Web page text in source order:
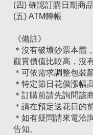
(四) 確認訂購日期商
(五) ATM轉帳
《備註》
＊沒有破壞鈔票本體
觀賞價值比較高，沒
＊可依需求調整包裝
＊特定節日花價漲幅
＊訂購前請先詢問該
＊請在預定送花日的
＊如有疑問請來電洽
告知。